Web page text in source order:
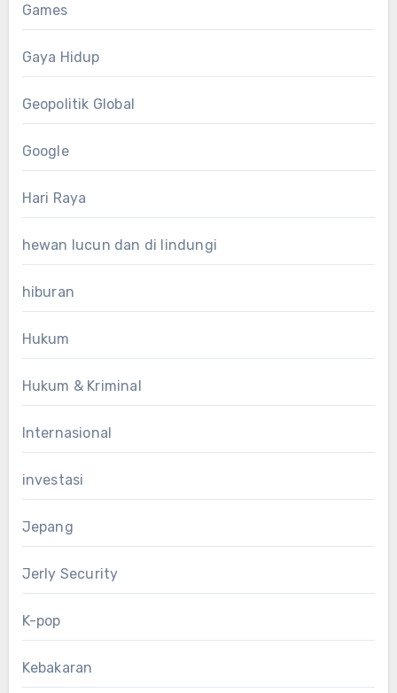
Games
Gaya Hidup
Geopolitik Global
Google
Hari Raya
hewan lucun dan di lindungi
hiburan
Hukum
Hukum & Kriminal
Internasional
investasi
Jepang
Jerly Security
K-pop
Kebakaran